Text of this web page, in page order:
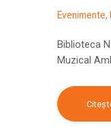
Evenimente,
Biblioteca
Muzical